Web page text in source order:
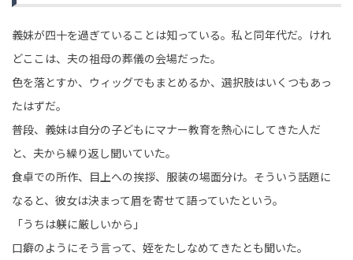
義妹が四十を過ぎていることは知っている。私と同年代だ。けれ
どここは、夫の祖母の葬儀の会場だった。
色を落とすか、ウィッグでもまとめるか、選択肢はいくつもあっ
たはずだ。
普段、義妹は自分の子どもにマナー教育を熱心にしてきた人だ
と、夫から繰り返し聞いていた。
食卓での所作、目上への挨拶、服装の場面分け。そういう話題に
なると、彼女は決まって眉を寄せて語っていたという。
「うちは躾に厳しいから」
口癖のようにそう言って、姪をたしなめてきたとも聞いた。